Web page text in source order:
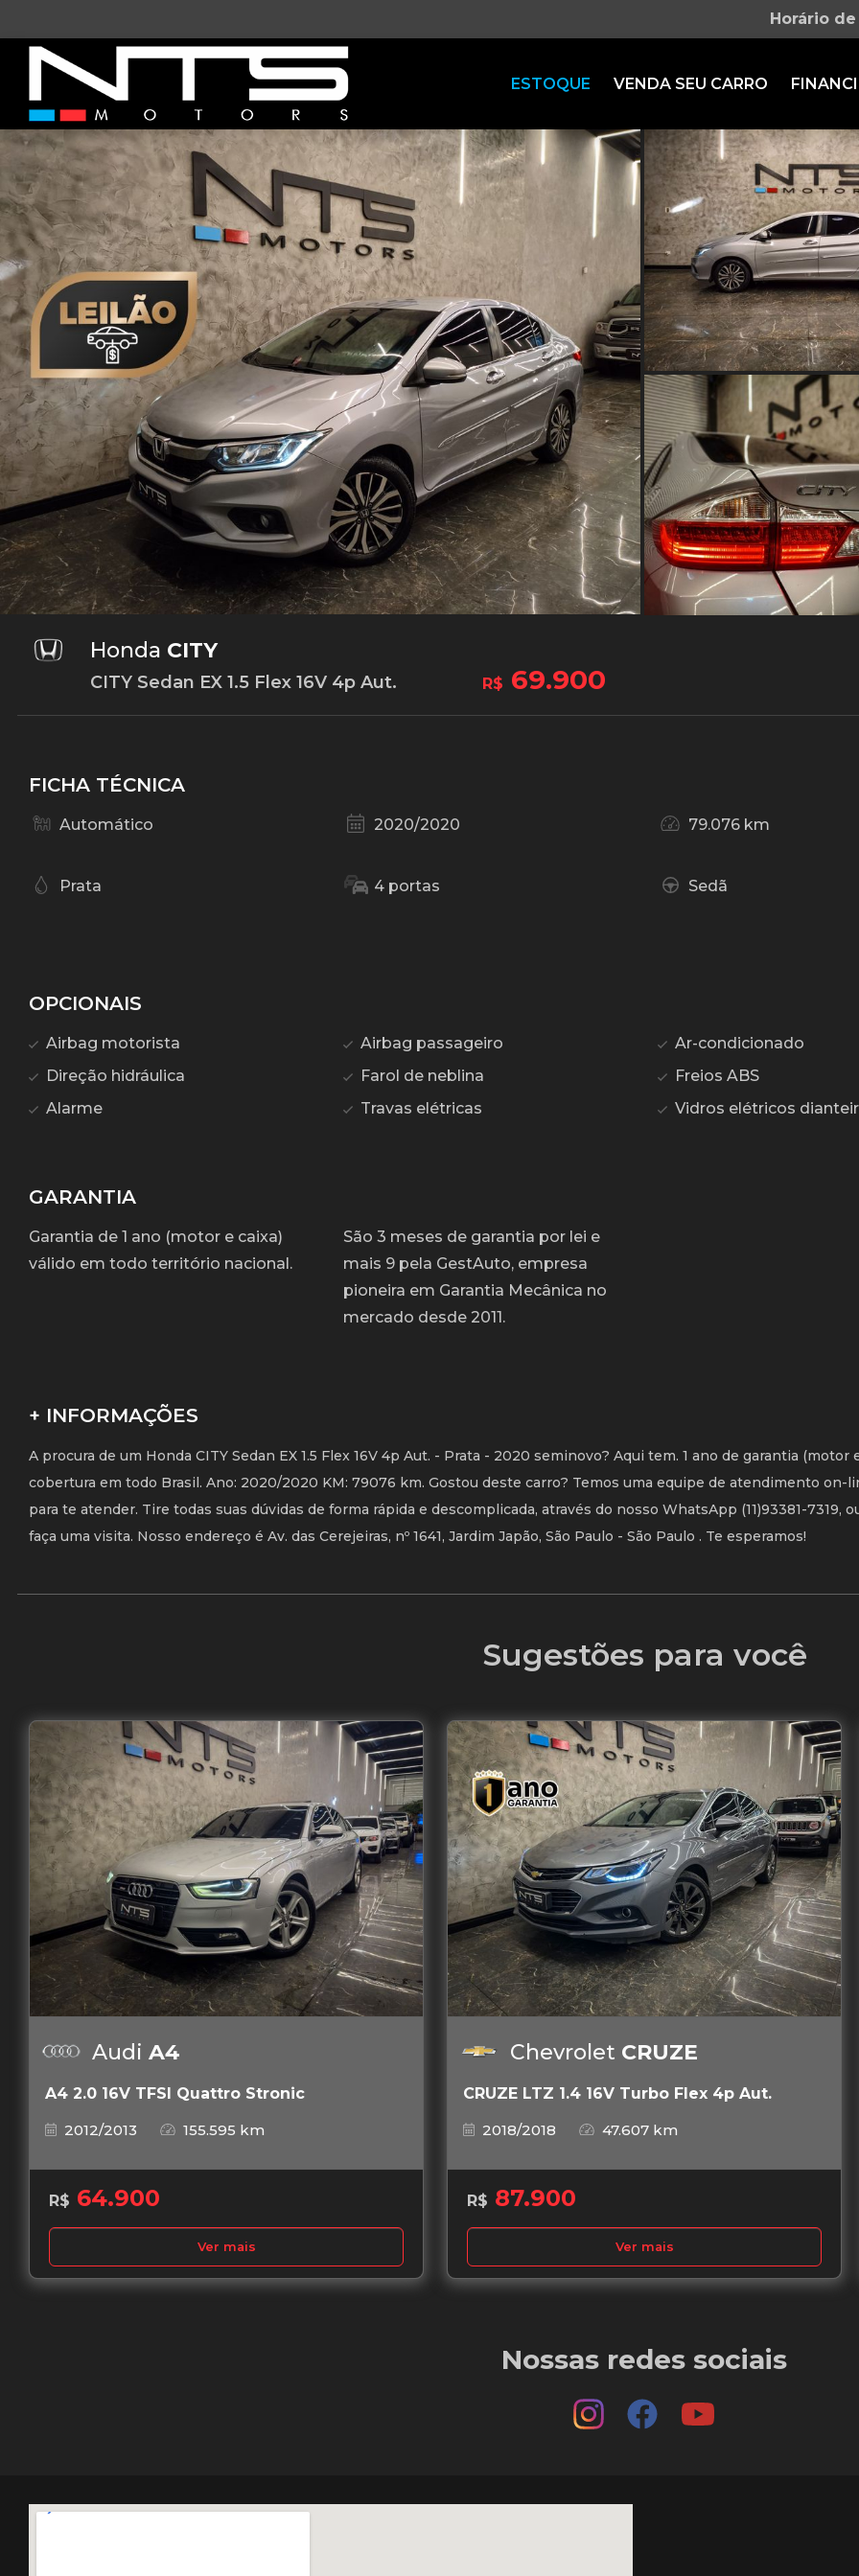
Horário
ESTOQUE VENDA SEU CARRO
Honda CITY
CITY Sedan EX 1.5 Flex 16V 4p Aut. R$ 69.900
FICHA TÉCNICA
Automático 2020/2020 79.076 km
Prata 4 portas Sedã
OPCIONAIS
Airbag motorista Airbag passageiro
Ar-condicionado
Direção hidráulica
Farol de neblina
Freios ABS
Alarme
Travas elétricas Vidros elétricos
GARANTIA
Garantia de 1 ano (motor e caixa)
válido em todo território nacional.
São 3 meses de garantia por lei e
mais 9 pela GestAuto, empresa
pioneira em Garantia Mecânica no
mercado desde 2011.
+ INFORMAÇÕES
A procura de um Honda CITY Sedan EX 1.5 Flex 16V 4p Aut. - Prata - 2020 seminovo? Aqui tem. 1 ano de garantia (motor
cobertura em todo Brasil. Ano: 2020/2020 KM: 79076 km. Gostou deste carro? Temos uma equipe de atendimento on-
para te atender. Tire todas suas dúvidas de forma rápida e descomplicada, através do nosso WhatsApp (11)93381-7319,
faça uma visita. Nosso endereço é Av. das Cerejeiras, nº 1641, Jardim Japão, São Paulo - São Paulo . Te esperamos!
Sugestões para você
Audi A4
A4 2.0 16V TFSI Quattro Stronic
2012/2013
155.595 km
R$ 64.900
Ver mais
Chevrolet CRUZE
CRUZE LTZ 1.4 16V Turbo Flex 4p Aut.
2018/2018
47.607 km
R$ 87.900
Ver mais
Nossas redes sociais